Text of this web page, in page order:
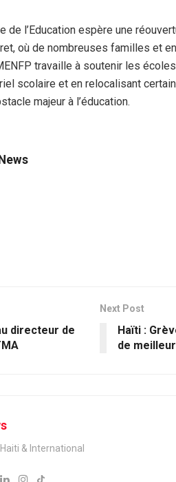
de l’Education espère une
où de nombreuses familles et
travaille à soutenir les
scolaire et en relocalisant
majeur à l’éducation.
directeur de
Next Post
Haïti :
de
& International